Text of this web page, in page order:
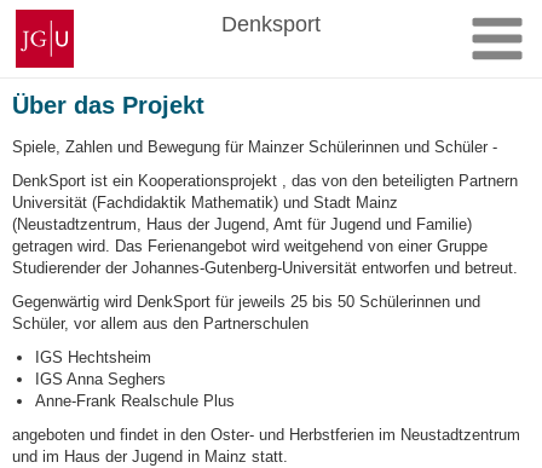
Zum
Inhalt
springen
Johannes
Gutenberg-
Universität
Mainz
Denksport
Über das Projekt
Spiele, Zahlen und Bewegung für Mainzer Schülerinnen und Schüler -
DenkSport ist ein Kooperationsprojekt , das von den beteiligten Partnern
Universität (Fachdidaktik Mathematik) und Stadt Mainz
(Neustadtzentrum, Haus der Jugend, Amt für Jugend und Familie)
getragen wird. Das Ferienangebot wird weitgehend von einer Gruppe
Studierender der Johannes-Gutenberg-Universität entworfen und betreut.
Gegenwärtig wird DenkSport für jeweils 25 bis 50 Schülerinnen und
Schüler, vor allem aus den Partnerschulen
IGS Hechtsheim
IGS Anna Seghers
Anne-Frank Realschule Plus
angeboten und findet in den Oster- und Herbstferien im Neustadtzentrum
und im Haus der Jugend in Mainz statt.